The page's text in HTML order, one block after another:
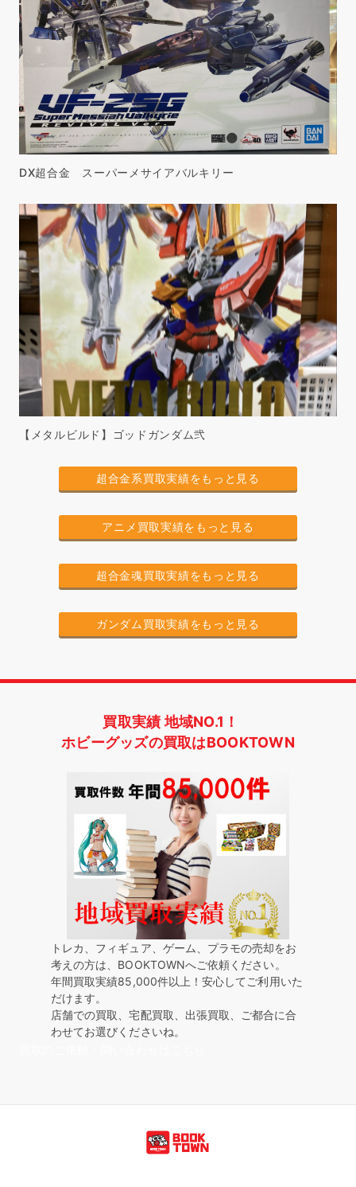
DX超合金 スーパーメサイアバルキリー
【メタルビルド】ゴッドガンダム弐
超合金系買取実績をもっと見る
アニメ買取実績をもっと見る
超合金魂買取実績をもっと見る
ガンダム買取実績をもっと見る
買取実績 地域NO.1！
ホビーグッズの買取はBOOKTOWN
トレカ、フィギュア、ゲーム、プラモの売却をお
考えの方は、BOOKTOWNへご依頼ください。
年間買取実績85,000件以上！安心してご利用いた
だけます。
店舗での買取、宅配買取、出張買取、ご都合に合
わせてお選びくださいね。